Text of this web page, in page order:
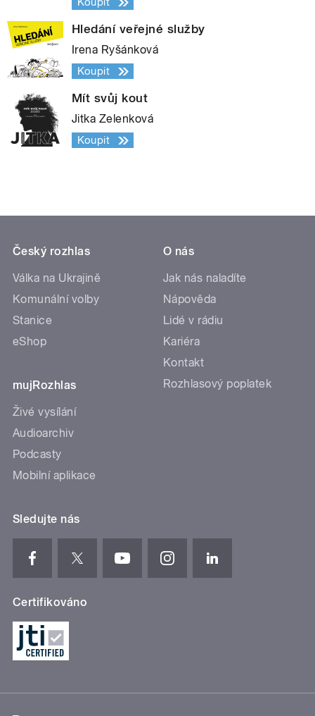
Hledání veřejné služby
Irena Ryšánková
Koupit
Mít svůj kout
Jitka Zelenková
Koupit
Český rozhlas
Válka na Ukrajině
Komunální volby
Stanice
eShop
mujRozhlas
Živé vysílání
Audioarchiv
Podcasty
Mobilní aplikace
O nás
Jak nás naladíte
Nápověda
Lidé v rádiu
Kariéra
Kontakt
Rozhlasový poplatek
Sledujte nás
Certifikováno